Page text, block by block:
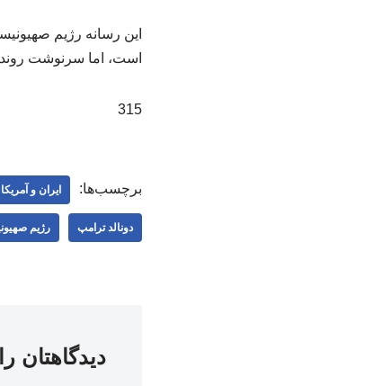
این رسانه رژیم
است، اما سرنوشت
315
برچسب‌ها: ایران و آمریکا
دونالد ترامپ رژیم
دیدگاهتان